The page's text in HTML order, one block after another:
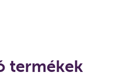
termékek